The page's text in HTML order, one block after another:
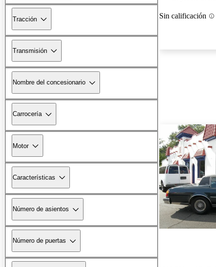
Tracción
Transmisión
Nombre del concesionario
Carrocería
Motor
Características
Número de asientos
Número de puertas
Sin calificación